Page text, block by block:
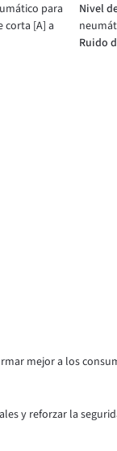
para
corta [A] a
Nivel
Ruido
mejor a los
y reforzar la